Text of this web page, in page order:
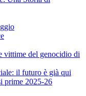
vittime del genocidio di
il futuro è già qui
prime 2025-26